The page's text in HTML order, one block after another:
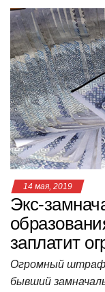
at
s
A
p
p
c
e
b
o
o
k
tt
14 мая, 2019
Экс-
заплатит
Огромный штраф
бывший